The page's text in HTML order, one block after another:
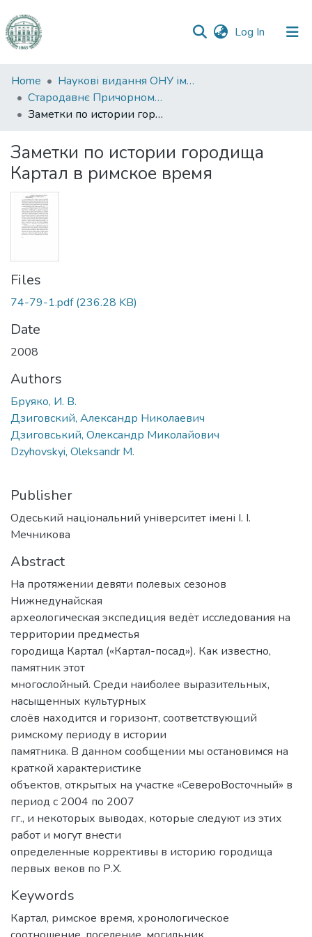
Log In (current)
Communities
&
Collections
Statistics
Home
Наукові видання ОНУ імені І. І. Мечникова
Стародавнє Причорномор’я
Заметки по истории городища Картал в римское время
Заметки по истории городища
Картал в римское время
Files
74-79-1.pdf(236.28 KB)
Date
2008
Authors
Бруяко, И. В.
Дзиговский, Александр Николаевич
Дзиговський, Олександр Миколайович
Dzyhovskyi, Oleksandr M.
Publisher
Одеський національний університет імені І. І.
Мечникова
Abstract
На протяжении девяти полевых сезонов
Нижнедунайская
археологическая экспедиция ведёт исследования на
территории предместья
городища Картал («Картал-посад»). Как известно,
памятник этот
многослойный. Среди наиболее выразительных,
насыщенных культурных
слоёв находится и горизонт, соответствующий
римскому периоду в истории
памятника. В данном сообщении мы остановимся на
краткой характеристике
объектов, открытых на участке «СевероВосточный» в
период с 2004 по 2007
гг., и некоторых выводах, которые следуют из этих
работ и могут внести
определенные коррективы в историю городища
первых веков по Р.Х.
Keywords
Картал, римское время, хронологическое